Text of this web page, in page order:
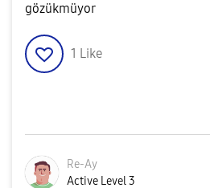
gözükmüyor
1 Like
Re-Ay
Active Level 3